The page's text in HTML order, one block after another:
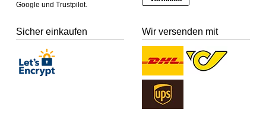
Google und Trustpilot.
Sicher einkaufen Wir versenden mit